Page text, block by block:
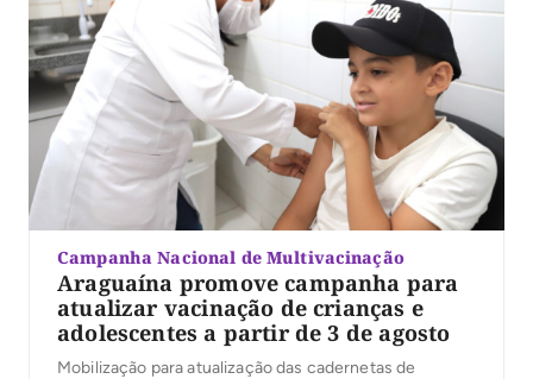
Campanha Nacional de Multivacinação
Araguaína promove campanha para
atualizar vacinação de crianças e
adolescentes a partir de 3 de agosto
Mobilização para atualização das cadernetas de